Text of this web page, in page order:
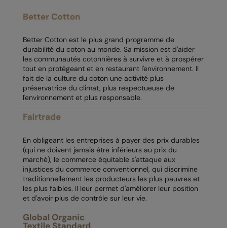
Regatta High Visibility
Regatta Honestly Made
Regatta Junior
Resolute Ink
Result
Result Core
Result Recycled
Result Headwear
Better Cotton est le plus grand programme de
durabilité du coton au monde. Sa mission est d'aider
les communautés cotonnières à survivre et à prospérer
tout en protégeant et en restaurant l'environnement. Il
fait de la culture du coton une activité plus
préservatrice du climat, plus respectueuse de
l'environnement et plus responsable.
En obligeant les entreprises à payer des prix durables
(qui ne doivent jamais être inférieurs au prix du
marché), le commerce équitable s'attaque aux
injustices du commerce conventionnel, qui discrimine
traditionnellement les producteurs les plus pauvres et
les plus faibles. Il leur permet d'améliorer leur position
et d'avoir plus de contrôle sur leur vie.